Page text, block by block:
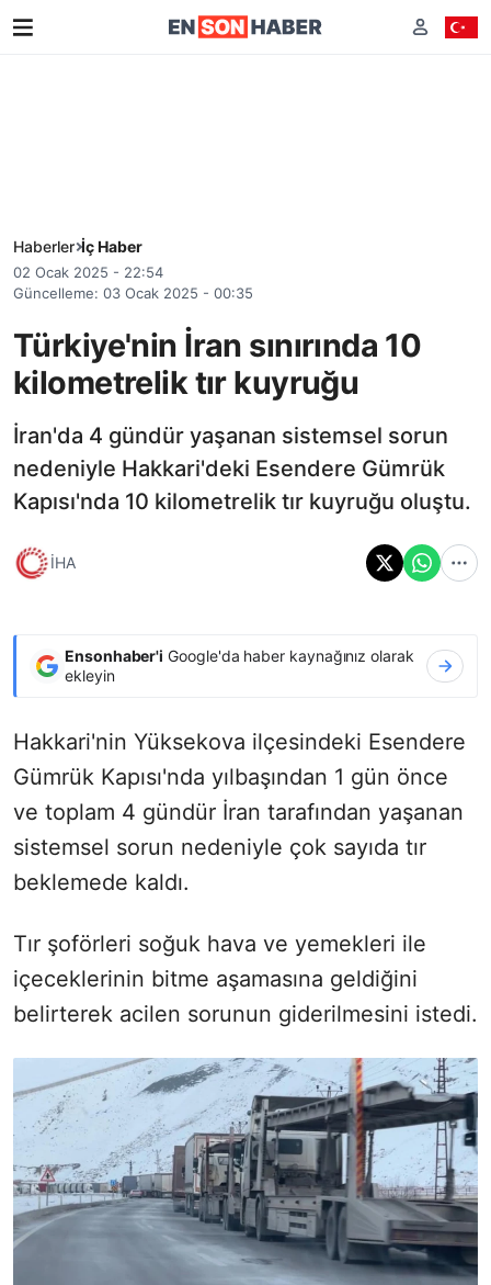
Haberler İç Haber
02 Ocak 2025 - 22:54
Güncelleme: 03 Ocak 2025 - 00:35
Türkiye'nin İran sınırında 10
kilometrelik tır kuyruğu
İran'da 4 gündür yaşanan sistemsel sorun
nedeniyle Hakkari'deki Esendere Gümrük
Kapısı'nda 10 kilometrelik tır kuyruğu oluştu.
İHA
Ensonhaber'i Google'da haber kaynağınız olarak
ekleyin
Hakkari'nin Yüksekova ilçesindeki Esendere
Gümrük Kapısı'nda yılbaşından 1 gün önce
ve toplam 4 gündür İran tarafından yaşanan
sistemsel sorun nedeniyle çok sayıda tır
beklemede kaldı.
Tır şoförleri soğuk hava ve yemekleri ile
içeceklerinin bitme aşamasına geldiğini
belirterek acilen sorunun giderilmesini istedi.